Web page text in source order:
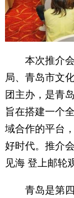
本次推介会
局、青岛市文
团主办，是青
旨在搭建一个
域合作的平台
好时代。推介
见海 登上邮轮
青岛是第四